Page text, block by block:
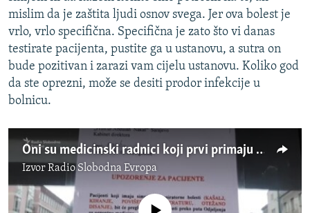
mislim da je zaštita ljudi osnov svega. Jer ova bolest je
vrlo, vrlo specifična. Specifična je zato što vi danas
testirate pacijenta, pustite ga u ustanovu, a sutra on
bude pozitivan i zarazi vam cijelu ustanovu. Koliko god
da ste oprezni, može se desiti prodor infekcije u
bolnicu.
Oni su medicinski radnici koji prvi primaju pacijente
IzvorRadio Slobodna Evropa
No media source currently available